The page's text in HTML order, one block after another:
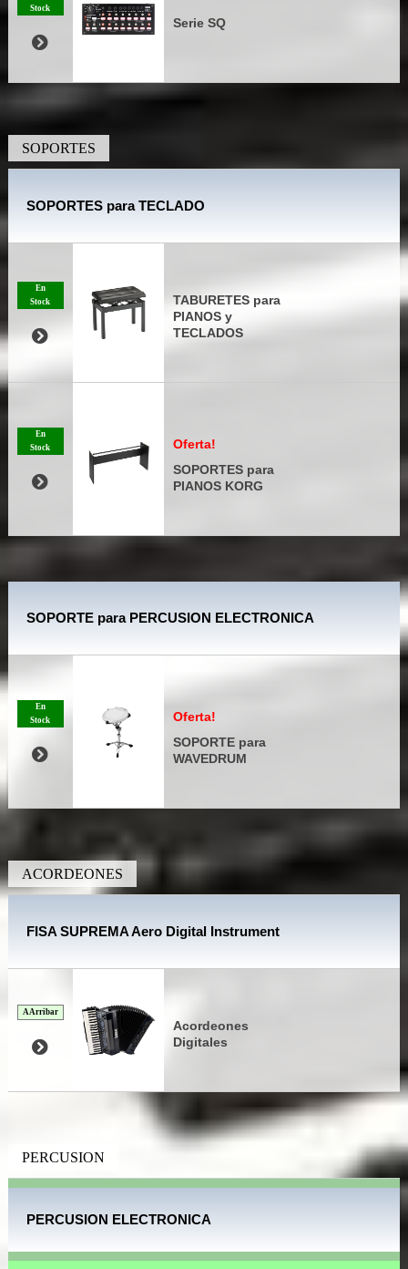
Stock
Serie SQ
SOPORTES
SOPORTES para TECLADO
En
Stock
TABURETES para
PIANOS y
TECLADOS
En
Stock
Oferta!
SOPORTES para
PIANOS KORG
SOPORTE para PERCUSION ELECTRONICA
En
Stock
Oferta!
SOPORTE para
WAVEDRUM
ACORDEONES
FISA SUPREMA Aero Digital Instrument
A Arribar
Acordeones
Digitales
PERCUSION
PERCUSION ELECTRONICA